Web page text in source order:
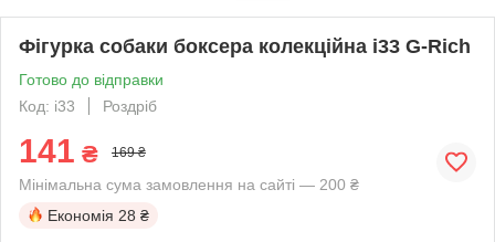
Фігурка собаки боксера колекційна i33 G-Rich
Готово до відправки
Код: i33
Роздріб
141 ₴ 169 ₴
Мінімальна сума замовлення на сайті — 200 ₴
Економія 28 ₴